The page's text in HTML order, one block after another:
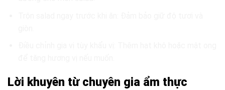
Lời khuyên từ chuyên gia ẩm thực